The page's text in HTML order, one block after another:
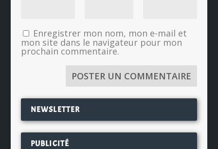
Enregistrer mon nom, mon e-mail et
mon site dans le navigateur pour mon
prochain commentaire.
NEWSLETTER
PUBLICITÉ